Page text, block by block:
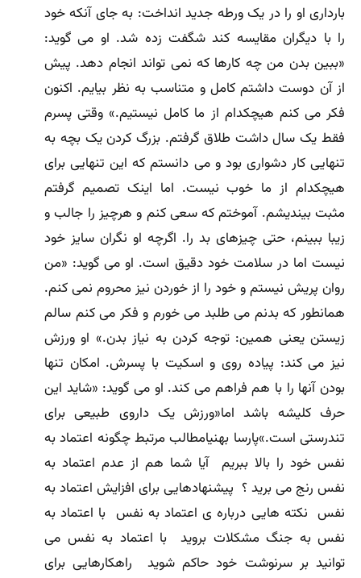
باردارى او را در یک ورطه جدید انداخت: به جاى آنکه خود
را با دیگران مقایسه کند شگفت زده شد. او مى گوید:
«ببین بدن من چه کارها که نمى تواند انجام دهد. پیش
از آن دوست داشتم کامل و متناسب به نظر بیایم. اکنون
فکر مى کنم هیچکدام از ما کامل نیستیم.» وقتى پسرم
فقط یک سال داشت طلاق گرفتم. بزرگ کردن یک بچه به
تنهایى کار دشوارى بود و مى دانستم که این تنهایى براى
هیچکدام از ما خوب نیست. اما اینک تصمیم گرفتم
مثبت بیندیشم. آموختم که سعى کنم و هرچیز را جالب و
زیبا ببینم، حتى چیزهاى بد را. اگرچه او نگران سایز خود
نیست اما در سلامت خود دقیق است. او مى گوید: «من
روان پریش نیستم و خود را از خوردن نیز محروم نمى کنم.
همانطور که بدنم مى طلبد مى خورم و فکر مى کنم سالم
زیستن یعنى همین: توجه کردن به نیاز بدن.» او ورزش
نیز مى کند: پیاده روى و اسکیت با پسرش. امکان تنها
بودن آنها را با هم فراهم مى کند. او مى گوید: «شاید این
حرف کلیشه باشد اما«ورزش یک داروى طبیعى براى
تندرستى است.»پارسا بهنیامطالب مرتبط چگونه اعتماد به
نفس خود را بالا ببریم آیا شما هم از عدم اعتماد به
نفس رنج می برید ؟ پیشنهادهایی برای افزایش اعتماد به
نفس نکته هایی درباره ی اعتماد به نفس با اعتماد به
نفس به جنگ مشکلات بروید با اعتماد به نفس می
توانید بر سرنوشت خود حاکم شوید راهکارهایی برای